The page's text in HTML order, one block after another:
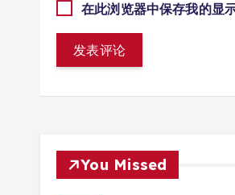
在此浏览器中保存我的显
You Missed